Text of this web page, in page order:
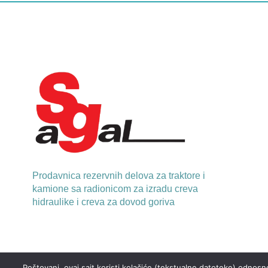
Prodavnica rezervnih delova za traktore i
kamione sa radionicom za izradu creva
hidraulike i creva za dovod goriva